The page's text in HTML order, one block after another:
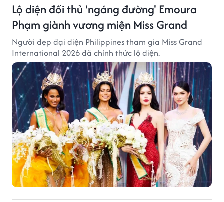
Lộ diện đối thủ 'ngáng đường' Emoura
Phạm giành vương miện Miss Grand
Người đẹp đại diện Philippines tham gia Miss Grand
International 2026 đã chính thức lộ diện.